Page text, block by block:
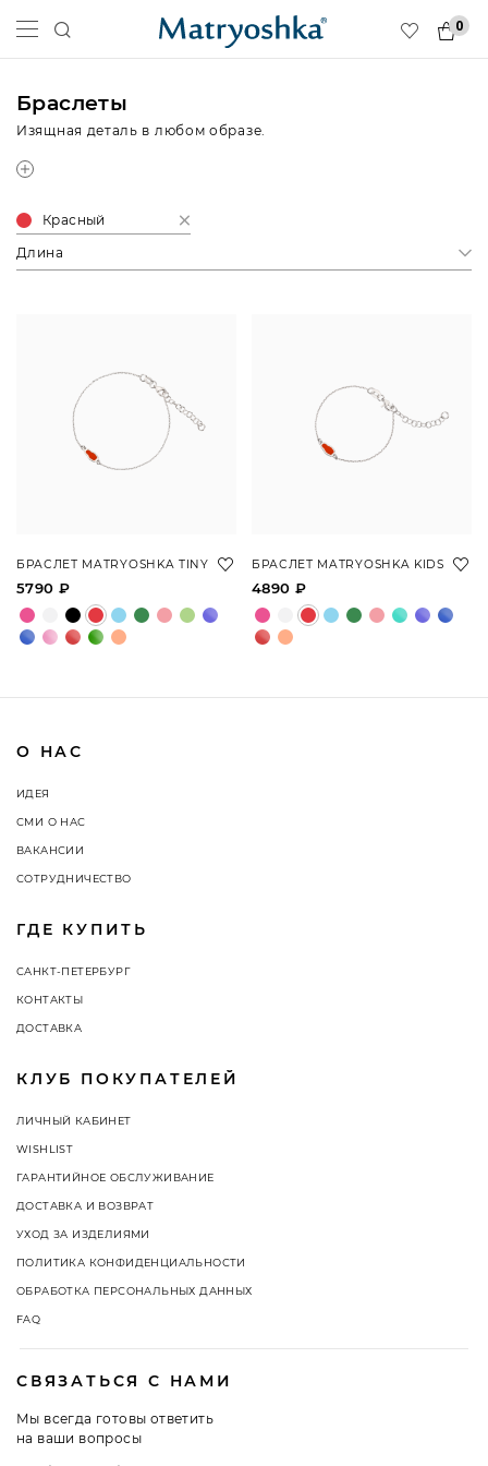
0
Браслеты
Изящная деталь в любом образе.
Красный
Длина
БРАСЛЕТ MATRYOSHKA TINY
5790 ₽
БРАСЛЕТ MATRYOSHKA KIDS
4890 ₽
О НАС
ИДЕЯ
СМИ О НАС
ВАКАНСИИ
СОТРУДНИЧЕСТВО
ГДЕ КУПИТЬ
САНКТ-ПЕТЕРБУРГ
КОНТАКТЫ
ДОСТАВКА
КЛУБ ПОКУПАТЕЛЕЙ
ЛИЧНЫЙ КАБИНЕТ
WISHLIST
ГАРАНТИЙНОЕ ОБСЛУЖИВАНИЕ
ДОСТАВКА И ВОЗВРАТ
УХОД ЗА ИЗДЕЛИЯМИ
ПОЛИТИКА КОНФИДЕНЦИАЛЬНОСТИ
ОБРАБОТКА ПЕРСОНАЛЬНЫХ ДАННЫХ
FAQ
СВЯЗАТЬСЯ С НАМИ
Мы всегда готовы ответить
на ваши вопросы